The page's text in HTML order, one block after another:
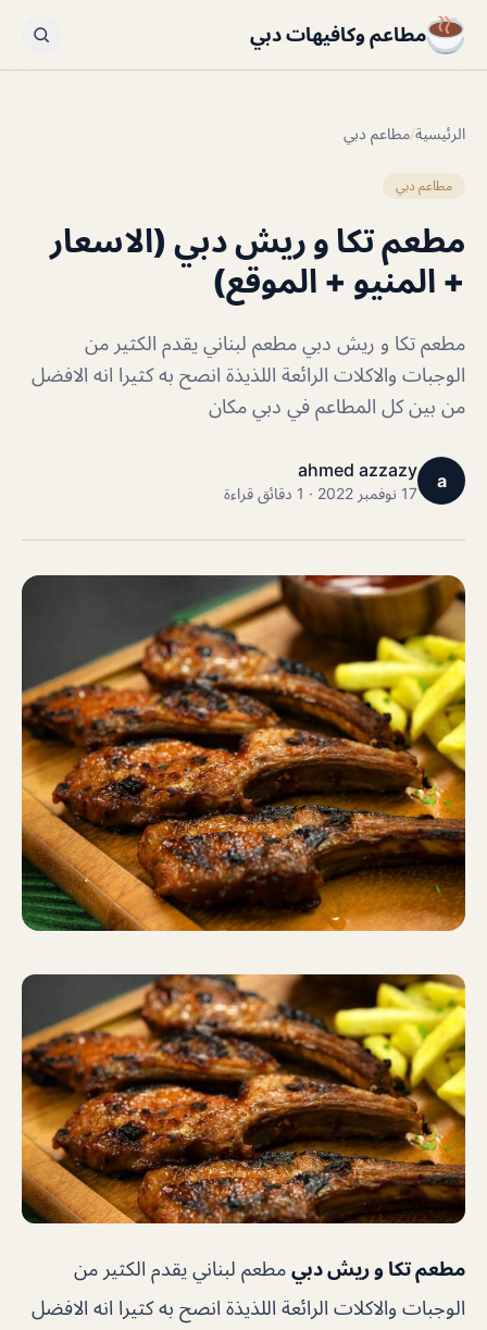
مطاعم وكافيهات دبي
الرئيسية/مطاعم دبي
مطاعم دبي
مطعم تكا و ريش دبي (الاسعار
+ المنيو + الموقع)
مطعم تكا و ريش دبي مطعم لبناني يقدم الكثير من
الوجبات والاكلات الرائعة اللذيذة انصح به كثيرا انه الافضل
من بين كل المطاعم في دبي مكان
a
ahmed azzazy
17 نوفمبر 2022 · 1 دقائق قراءة
مطعم تكا و ريش دبي مطعم لبناني يقدم الكثير من
الوجبات والاكلات الرائعة اللذيذة انصح به كثيرا انه الافضل